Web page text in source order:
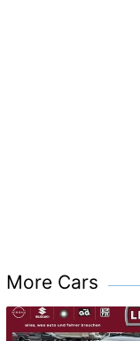
More Cars